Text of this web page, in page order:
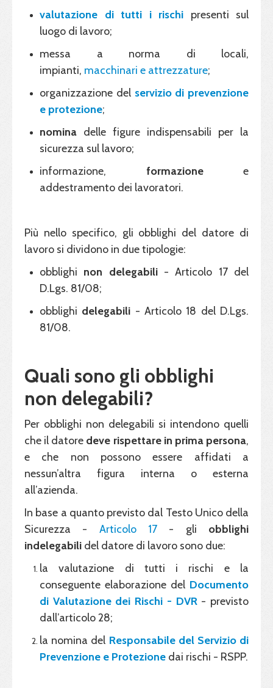
valutazione di tutti i rischi presenti sul
luogo di lavoro;
messa a norma di locali,
impianti, macchinari e attrezzature;
organizzazione del servizio di prevenzione
e protezione;
nomina delle figure indispensabili per la
sicurezza sul lavoro;
informazione, formazionee
addestramento dei lavoratori.
Più nello specifico, gli obblighi del datore di
lavoro si dividono in due tipologie:
obblighi non delegabili- Articolo 17 del
D.Lgs. 81/08;
obblighi delegabili - Articolo 18 del D.Lgs.
81/08.
Quali sono gli obblighi
non delegabili?
Per obblighi non delegabili si intendono quelli
che il datore deve rispettare in prima persona,
e che non possono essere affidati a
nessun’altra figura interna o esterna
all’azienda.
In base a quanto previsto dal Testo Unico della
Sicurezza - Articolo 17 - gli obblighi
indelegabili del datore di lavoro sono due:
la valutazione di tutti i rischi e la
conseguente elaborazione del Documento
di Valutazione dei Rischi - DVR- previsto
dall’articolo 28;
la nomina del Responsabile del Servizio di
Prevenzione e Protezione dai rischi - RSPP.